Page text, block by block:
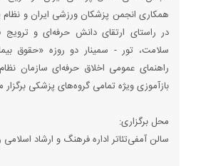
همکاری انجمن پزشکان ورزشی ایران و
در راستای ارتقای دانش حرفه‌ای و
سلامت، تور - سمینار دو روزه «حقوق
بازآموزی ویژه تمامی گروه‌های پزشکی برگزار
محل برگزاری:
سالن آمفی‌تئاتر اداره فرهنگ و ارشاد